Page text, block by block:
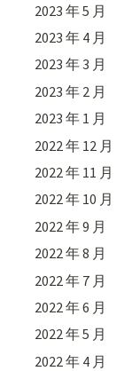
2023 年 5 月
2023 年 4 月
2023 年 3 月
2023 年 2 月
2023 年 1 月
2022 年 12 月
2022 年 11 月
2022 年 10 月
2022 年 9 月
2022 年 8 月
2022 年 7 月
2022 年 6 月
2022 年 5 月
2022 年 4 月